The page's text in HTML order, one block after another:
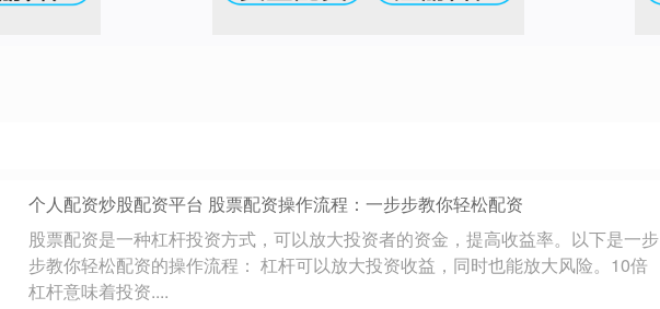
个人配资炒股配资平台 股票配资操作流程：一步步教你轻松配资
股票配资是一种杠杆投资方式，可以放大投资者的资金，提高收益率。以下是一步
步教你轻松配资的操作流程： 杠杆可以放大投资收益，同时也能放大风险。10倍
杠杆意味着投资....